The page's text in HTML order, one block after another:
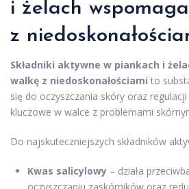
i żelach
z
Składniki aktywne w piankach i
walkę z niedoskonałościami to
się do oczyszczania skóry oraz
kluczowe w walce z problemami
Do najskuteczniejszych składników
Kwas salicylowy – działa